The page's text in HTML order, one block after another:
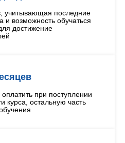
учитывающая последние
и возможность обучаться
достижение
при поступлении
курса, остальную часть